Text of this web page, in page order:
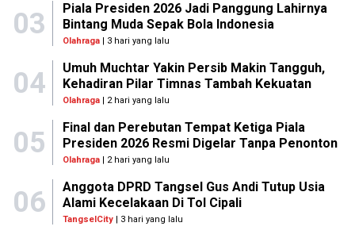
03
Piala Presiden 2026 Jadi Panggung Lahirnya
Bintang Muda Sepak Bola Indonesia
Olahraga| 3 hari yang lalu
04
Umuh Muchtar Yakin Persib Makin Tangguh,
Kehadiran Pilar Timnas Tambah Kekuatan
Olahraga| 2 hari yang lalu
05
Final dan Perebutan Tempat Ketiga Piala
Presiden 2026 Resmi Digelar Tanpa Penonton
Olahraga| 2 hari yang lalu
06
Anggota DPRD Tangsel Gus Andi Tutup Usia
Alami Kecelakaan Di Tol Cipali
TangselCity| 3 hari yang lalu